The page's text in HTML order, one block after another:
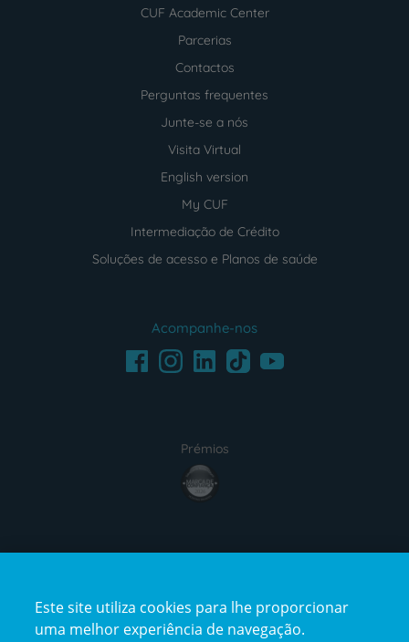
CUF Academic Center
Parcerias
Contactos
Perguntas frequentes
Junte-se a nós
Visita Virtual
English version
My CUF
Intermediação de Crédito
Soluções de acesso e Planos de saúde
Acompanhe-nos
FacebookInstagramLinkedInTikTokYoutube
Prémios
award4
certification2certification3
Este site utiliza cookies para lhe proporcionar
uma melhor experiência de navegação.